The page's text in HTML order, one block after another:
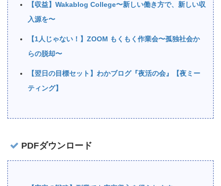
【収益】Wakablog College〜新しい働き方で、新しい収
入源を〜
【1人じゃない！】ZOOM もくもく作業会〜孤独社会か
らの脱却〜
【翌日の目標セット】わかブログ『夜活の会』【夜ミー
ティング】
PDFダウンロード